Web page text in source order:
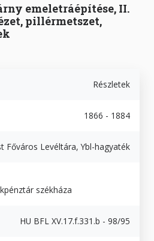
emeletráépítése, II.
pillérmetszet,
Részletek
1866 - 1884
Főváros Levéltára, Ybl-hagyaték
székháza
HU BFL XV.17.f.331.b - 98/95